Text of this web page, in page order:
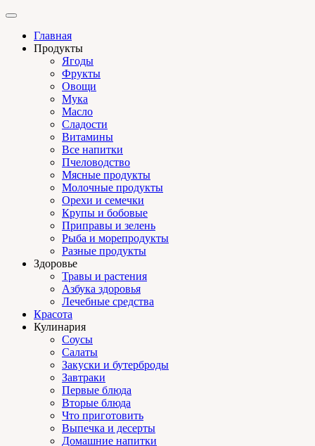
Главная
Продукты
Ягоды
Фрукты
Овощи
Мука
Масло
Сладости
Витамины
Все напитки
Пчеловодство
Мясные продукты
Молочные продукты
Орехи и семечки
Крупы и бобовые
Приправы и зелень
Рыба и морепродукты
Разные продукты
Здоровье
Травы и растения
Азбука здоровья
Лечебные средства
Красота
Кулинария
Соусы
Салаты
Закуски и бутерброды
Завтраки
Первые блюда
Вторые блюда
Что приготовить
Выпечка и десерты
Домашние напитки